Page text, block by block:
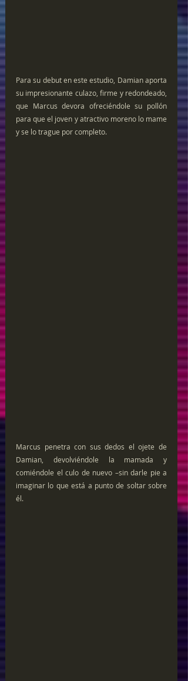
Para su debut en este estudio, Damian aporta
su impresionante culazo, firme y redondeado,
que Marcus devora ofreciéndole su pollón
para que el joven y atractivo moreno lo mame
y se lo trague por completo.
Marcus penetra con sus dedos el ojete de
Damian, devolviéndole la mamada y
comiéndole el culo de nuevo –sin darle pie a
imaginar lo que está a punto de soltar sobre
él.